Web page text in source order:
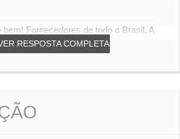
RESPOSTA COMPLETA
bem! Fornecedores de todo o Brasil. A
SRRF10 nº 10.009/2023,...